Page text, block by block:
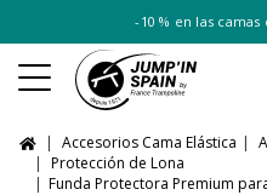
-10 % en las camas
Accesorios Cama Elástica
Protección de Lona
Funda Protectora Premium